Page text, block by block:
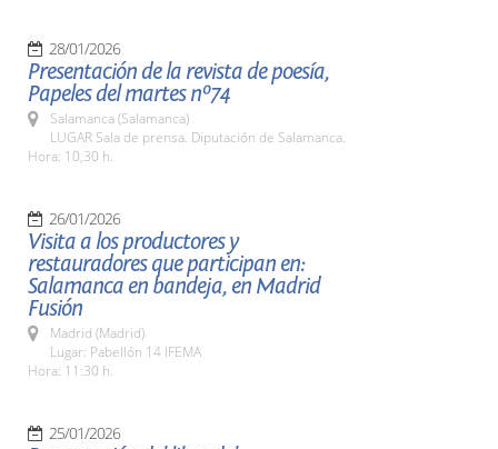
28/01/2026
Presentación de la revista de poesía,
Papeles del martes nº74
Salamanca (Salamanca)
LUGAR Sala de prensa. Diputación de Salamanca.
Hora: 10,30 h.
26/01/2026
Visita a los productores y
restauradores que participan en:
Salamanca en bandeja, en Madrid
Fusión
Madrid (Madrid)
Lugar: Pabellón 14 IFEMA
Hora: 11:30 h.
25/01/2026